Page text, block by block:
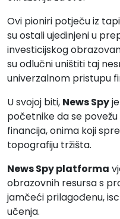
Ovi pioniri potječu iz
su ostali ujedinjeni u
investicijskog
su odlučni uništiti taj
univerzalnom pristupu
U svojoj biti, News Spy
početnike da se
financija, onima koji
topografiju tržišta.
News Spy platforma
obrazovnih resursa s
jamčeći prilagođenu,
učenja.